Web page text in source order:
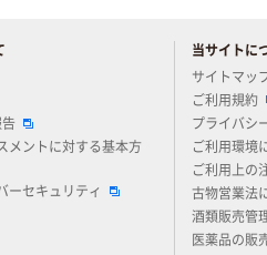
告
メントに対する基本方
ーセキュリティ
当サイトに
サイトマッ
ご利用規約
プライバシ
ご利用環境
ご利用上の
古物営業法
酒類販売管
医薬品の販